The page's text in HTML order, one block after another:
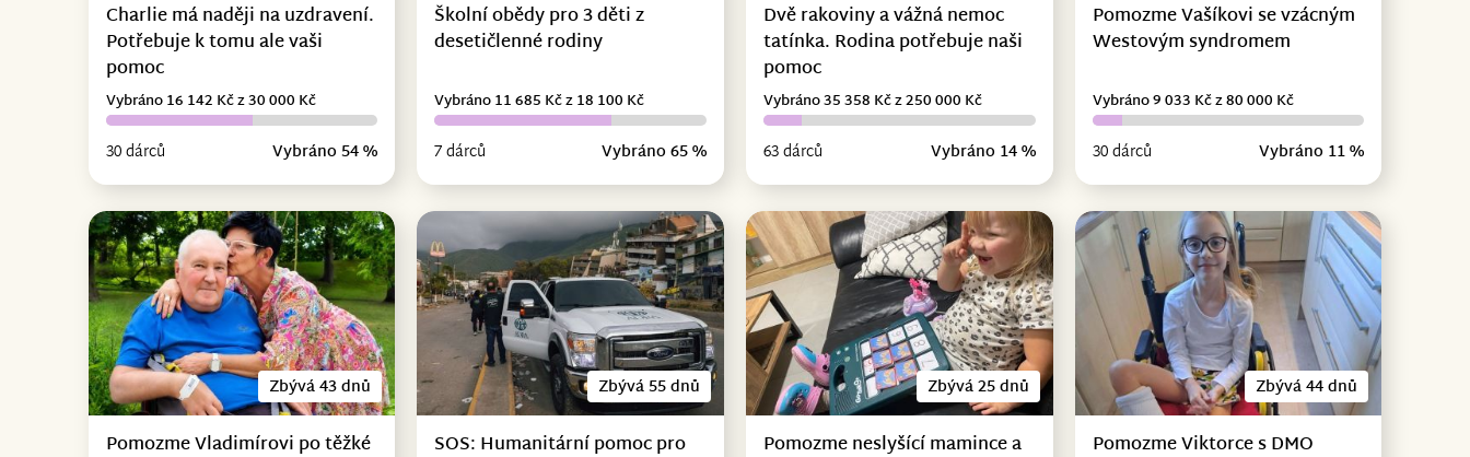
Charlie má naději na uzdravení.
Potřebuje k tomu ale vaši
pomoc
30 dárců Vybráno 54 %
Vybráno 16 142 Kč z 30 000 Kč
Školní obědy pro 3 děti z
desetičlenné rodiny
7 dárců Vybráno 65 %
Vybráno 11 685 Kč z 18 100 Kč
Dvě rakoviny a vážná nemoc
tatínka. Rodina potřebuje naši
pomoc
63 dárců Vybráno 14 %
Vybráno 35 358 Kč z 250 000 Kč
Pomozme Vašíkovi se vzácným
Westovým syndromem
30 dárců Vybráno 11 %
Vybráno 9 033 Kč z 80 000 Kč
Zbývá 43 dnů
Pomozme Vladimírovi po těžké
Zbývá 55 dnů
SOS: Humanitární pomoc pro
Zbývá 25 dnů
Pomozme neslyšící mamince a
Zbývá 44 dnů
Pomozme Viktorce s DMO